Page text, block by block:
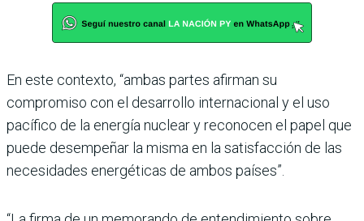
En este contexto, “ambas partes afirman su
compromiso con el desarrollo internacional y el uso
pacífico de la energía nuclear y reconocen el papel que
puede desempeñar la misma en la satisfacción de las
necesidades energéticas de ambos países”.